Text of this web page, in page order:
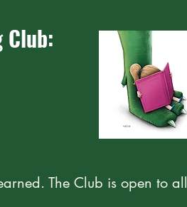
Club:
The Club is open to all